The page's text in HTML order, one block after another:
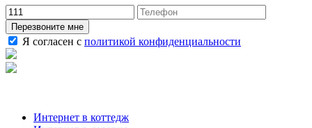
Перезвоните мне
Я согласен с политикой конфиденциальности
Интернет в коттедж